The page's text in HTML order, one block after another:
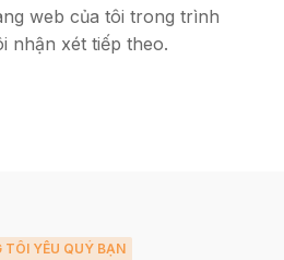
web của tôi trong trình
nhận xét tiếp theo.
TÔI YÊU QUÝ BẠN